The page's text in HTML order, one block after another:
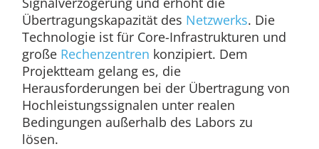
Übertragungskapazität des Netzwerks. Die
Technologie ist für Core-Infrastrukturen und
große Rechenzentren konzipiert. Dem
Projektteam gelang es, die
Herausforderungen bei der Übertragung von
Hochleistungssignalen unter realen
Bedingungen außerhalb des Labors zu
lösen.